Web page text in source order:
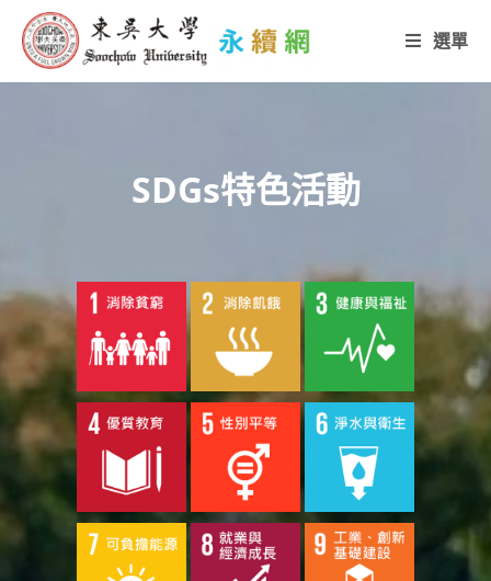
content
選單
SDGs特色活動